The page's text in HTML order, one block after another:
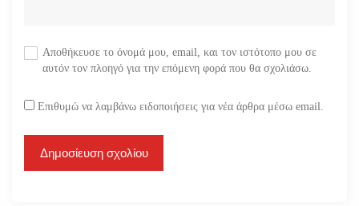
Αποθήκευσε το όνομά μου, email, και τον ιστότοπο μου σε
αυτόν τον πλοηγό για την επόμενη φορά που θα σχολιάσω.
Επιθυμώ να λαμβάνω ειδοποιήσεις για νέα άρθρα μέσω email.